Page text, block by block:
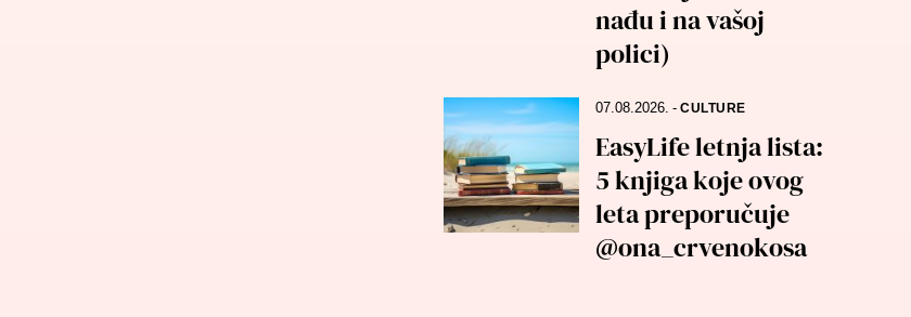
nađu i na vašoj
polici)
07.08.2026.-CULTURE
EasyLife letnja lista:
5 knjiga koje ovog
leta preporučuje
@ona_crvenokosa